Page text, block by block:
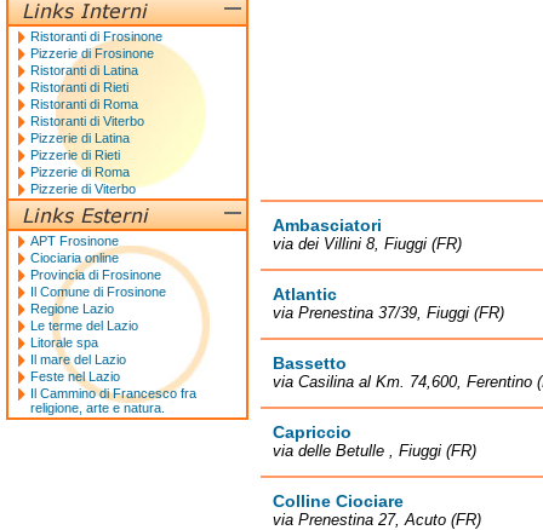
Ambasciatori
via dei Villini 8, Fiuggi (FR)
Atlantic
via Prenestina 37/39, Fiuggi (FR)
Bassetto
via Casilina al Km. 74,600, Ferentino
Capriccio
via delle Betulle , Fiuggi (FR)
Colline Ciociare
via Prenestina 27, Acuto (FR)
Ristoranti di Frosinone
Pizzerie di Frosinone
Ristoranti di Latina
Ristoranti di Rieti
Ristoranti di Roma
Ristoranti di Viterbo
Pizzerie di Latina
Pizzerie di Rieti
Pizzerie di Roma
Pizzerie di Viterbo
APT Frosinone
Ciociaria online
Provincia di Frosinone
Il Comune di Frosinone
Regione Lazio
Le terme del Lazio
Litorale spa
Il mare del Lazio
Feste nel Lazio
Il Cammino di Francesco fra
religione, arte e natura.